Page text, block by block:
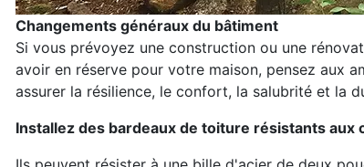
Changements généraux du bâtiment
Si vous prévoyez une construction ou une
avoir en réserve pour votre maison, pensez aux
assurer la résilience, le confort, la salubrité et la
Installez des bardeaux de toiture résistants aux